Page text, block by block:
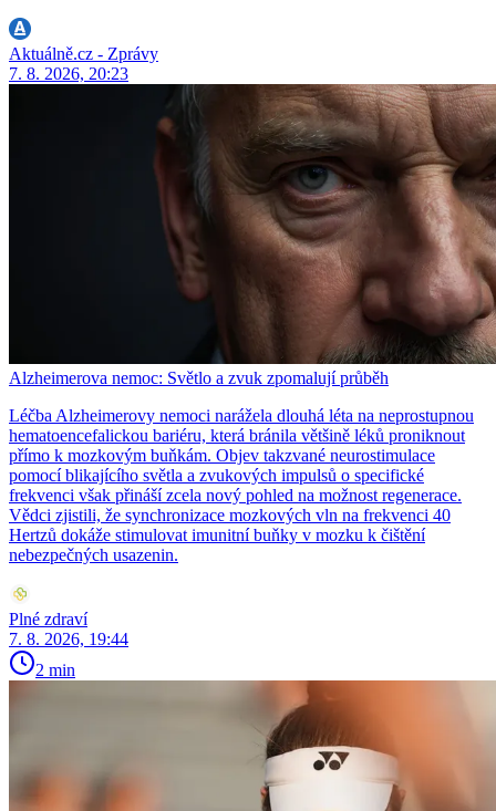
Aktuálně.cz - Zprávy
7. 8. 2026, 20:23
Alzheimerova nemoc: Světlo a zvuk zpomalují průběh
Léčba Alzheimerovy nemoci narážela dlouhá léta na neprostupnou
hematoencefalickou bariéru, která bránila většině léků proniknout
přímo k mozkovým buňkám. Objev takzvané neurostimulace
pomocí blikajícího světla a zvukových impulsů o specifické
frekvenci však přináší zcela nový pohled na možnost regenerace.
Vědci zjistili, že synchronizace mozkových vln na frekvenci 40
Hertzů dokáže stimulovat imunitní buňky v mozku k čištění
nebezpečných usazenin.
Plné zdraví
7. 8. 2026, 19:44
2 min